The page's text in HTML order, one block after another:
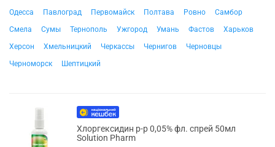
Одесса
Павлоград Первомайск Полтава Ровно
Самбор
Смела
Сумы Тернополь Ужгород Умань Фастов
Харьков
Херсон
Хмельницкий Черкассы Чернигов
Черновцы
Черноморск
Шептицкий
Хлоргексидин р-р 0,05% фл. спрей 50мл
Solution Pharm